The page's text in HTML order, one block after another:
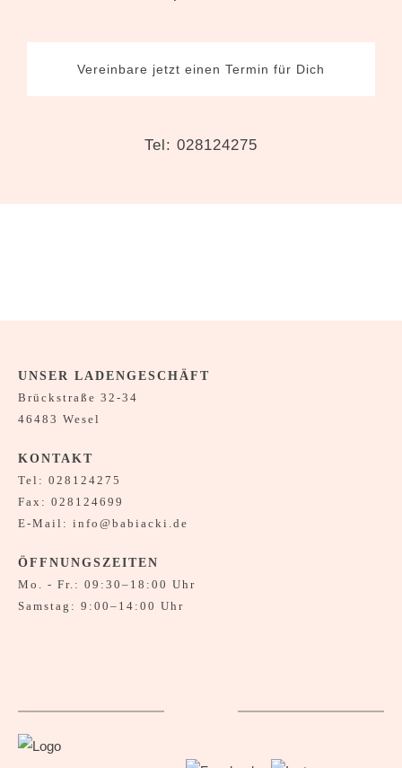
Vereinbare jetzt einen Termin für Dich
Tel: 028124275
UNSER LADENGESCHÄFT
Brückstraße 32-34
46483 Wesel
KONTAKT
Tel: 028124275
Fax: 028124699
E-Mail: info@babiacki.de
ÖFFNUNGSZEITEN
Mo. - Fr.: 09:30–18:00 Uhr
Samstag: 9:00–14:00 Uhr